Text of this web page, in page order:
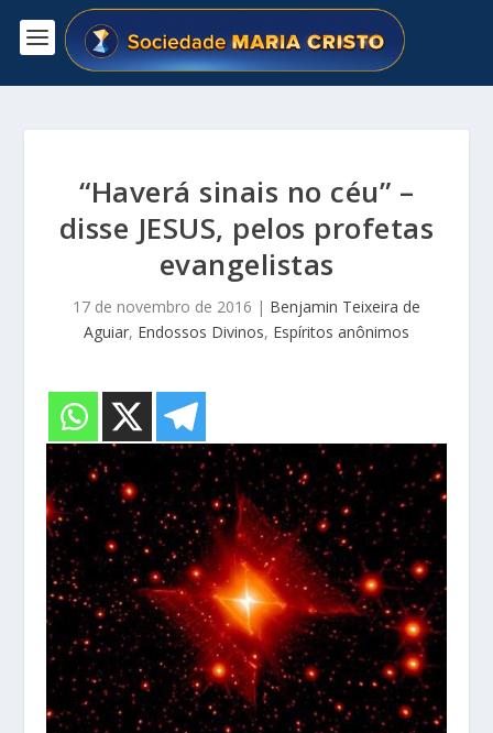
“Haverá sinais no céu” –
disse JESUS, pelos profetas
evangelistas
17 de novembro de 2016 | Benjamin Teixeira de
Aguiar, Endossos Divinos, Espíritos anônimos